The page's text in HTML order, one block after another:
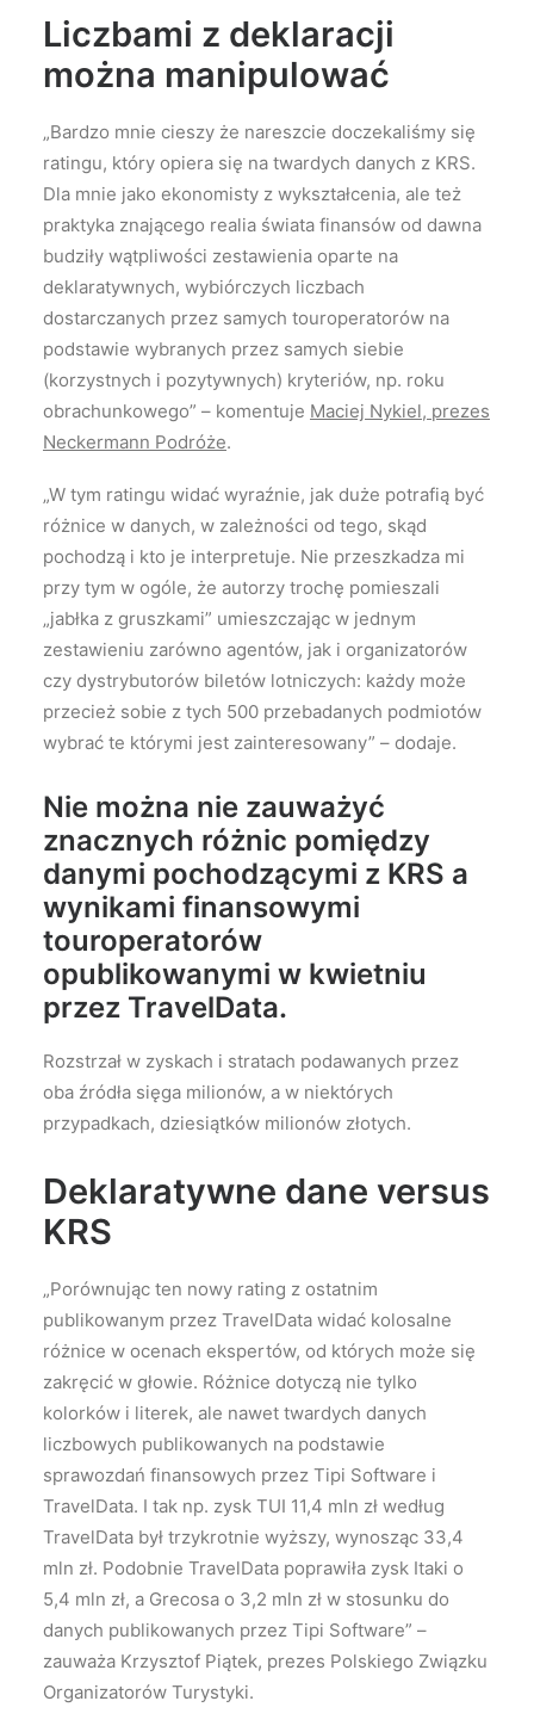
Liczbami z deklaracji
można manipulować
„Bardzo mnie cieszy że nareszcie doczekaliśmy się
ratingu, który opiera się na twardych danych z KRS.
Dla mnie jako ekonomisty z wykształcenia, ale też
praktyka znającego realia świata finansów od dawna
budziły wątpliwości zestawienia oparte na
deklaratywnych, wybiórczych liczbach
dostarczanych przez samych touroperatorów na
podstawie wybranych przez samych siebie
(korzystnych i pozytywnych) kryteriów, np. roku
obrachunkowego” – komentuje Maciej Nykiel, prezes
Neckermann Podróże.
„W tym ratingu widać wyraźnie, jak duże potrafią być
różnice w danych, w zależności od tego, skąd
pochodzą i kto je interpretuje. Nie przeszkadza mi
przy tym w ogóle, że autorzy trochę pomieszali
„jabłka z gruszkami” umieszczając w jednym
zestawieniu zarówno agentów, jak i organizatorów
czy dystrybutorów biletów lotniczych: każdy może
przecież sobie z tych 500 przebadanych podmiotów
wybrać te którymi jest zainteresowany” – dodaje.
Nie można nie zauważyć
znacznych różnic pomiędzy
danymi pochodzącymi z KRS a
wynikami finansowymi
touroperatorów
opublikowanymi w kwietniu
przez TravelData.
Rozstrzał w zyskach i stratach podawanych przez
oba źródła sięga milionów, a w niektórych
przypadkach, dziesiątków milionów złotych.
Deklaratywne dane versus
KRS
„Porównując ten nowy rating z ostatnim
publikowanym przez TravelData widać kolosalne
różnice w ocenach ekspertów, od których może się
zakręcić w głowie. Różnice dotyczą nie tylko
kolorków i literek, ale nawet twardych danych
liczbowych publikowanych na podstawie
sprawozdań finansowych przez Tipi Software i
TravelData. I tak np. zysk TUI 11,4 mln zł według
TravelData był trzykrotnie wyższy, wynosząc 33,4
mln zł. Podobnie TravelData poprawiła zysk Itaki o
5,4 mln zł, a Grecosa o 3,2 mln zł w stosunku do
danych publikowanych przez Tipi Software” –
zauważa Krzysztof Piątek, prezes Polskiego Związku
Organizatorów Turystyki.